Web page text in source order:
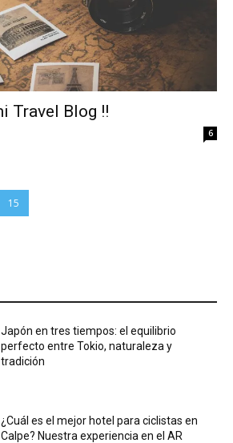
My
Travel Blog !!
6
15
Japón en tres tiempos: el equilibrio
perfecto entre Tokio, naturaleza y
tradición
¿Cuál es el mejor hotel para ciclistas en
Calpe? Nuestra experiencia en el AR